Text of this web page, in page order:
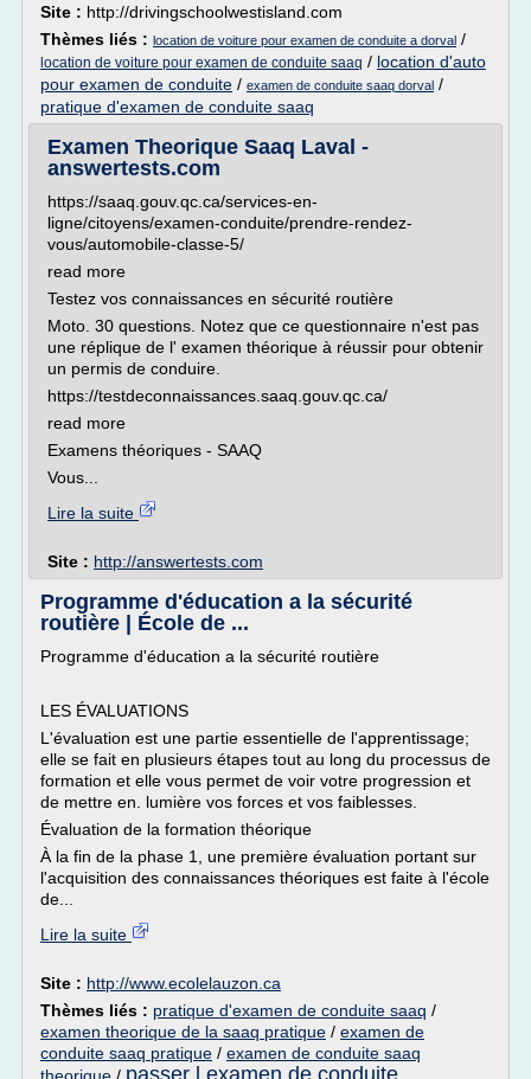
Site : http://drivingschoolwestisland.com
Thèmes liés : location de voiture pour examen de conduite a dorval /
location de voiture pour examen de conduite saaq / location d'auto
pour examen de conduite / examen de conduite saaq dorval /
pratique d'examen de conduite saaq
Examen Theorique Saaq Laval -
answertests.com
https://saaq.gouv.qc.ca/services-en-
ligne/citoyens/examen-conduite/prendre-rendez-
vous/automobile-classe-5/
read more
Testez vos connaissances en sécurité routière
Moto. 30 questions. Notez que ce questionnaire n'est pas
une réplique de l' examen théorique à réussir pour obtenir
un permis de conduire.
https://testdeconnaissances.saaq.gouv.qc.ca/
read more
Examens théoriques - SAAQ
Vous...
Lire la suite
Site : http://answertests.com
Programme d'éducation a la sécurité
routière | École de ...
Programme d'éducation a la sécurité routière
LES ÉVALUATIONS
L'évaluation est une partie essentielle de l'apprentissage;
elle se fait en plusieurs étapes tout au long du processus de
formation et elle vous permet de voir votre progression et
de mettre en. lumière vos forces et vos faiblesses.
Évaluation de la formation théorique
À la fin de la phase 1, une première évaluation portant sur
l'acquisition des connaissances théoriques est faite à l'école
de...
Lire la suite
Site : http://www.ecolelauzon.ca
Thèmes liés : pratique d'examen de conduite saaq /
examen theorique de la saaq pratique / examen de
conduite saaq pratique / examen de conduite saaq
passer l examen de conduite